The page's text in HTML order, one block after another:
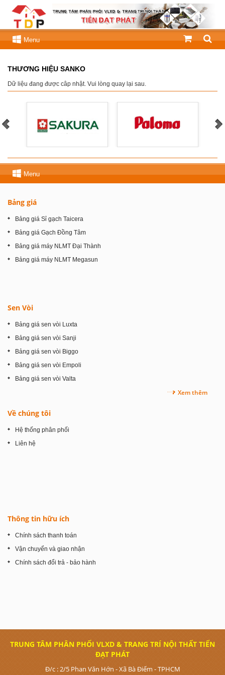
THƯƠNG HIỆU SANKO
Dữ liệu đang được câp nhật. Vui lòng quay lại sau.
Menu
Menu
Bảng giá
Bảng giá Sỉ gạch Taicera
Bảng giá Gạch Đồng Tâm
Bảng giá máy NLMT Đại Thành
Bảng giá máy NLMT Megasun
Sen Vòi
Bảng giá sen vòi Luxta
Bảng giá sen vòi Sanji
Bảng giá sen vòi Biggo
Bảng giá sen vòi Empoli
Bảng giá sen vòi Valta
Xem thêm
Về chúng tôi
Hệ thống phân phối
Liên hệ
Thông tin hữu ích
Chính sách thanh toán
Vận chuyển và giao nhận
Chính sách đổi trả - bảo hành
TRUNG TÂM PHÂN PHỐI VLXD & TRANG TRÍ NỘI THẤT TIẾN
ĐẠT PHÁT
Đ/c : 2/5 Phan Văn Hớn - Xã Bà Điểm - TPHCM